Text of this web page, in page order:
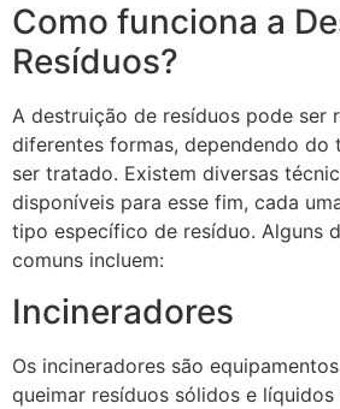
Como funciona a
Resíduos?
A destruição de resíduos pode ser
diferentes formas, dependendo do
ser tratado. Existem diversas
disponíveis para esse fim, cada
tipo específico de resíduo. Alguns
comuns incluem:
Incineradores
Os incineradores são
queimar resíduos sólidos e líquidos